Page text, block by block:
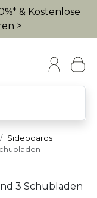
& Kostenlose
>
Sideboards
3 Schubladen